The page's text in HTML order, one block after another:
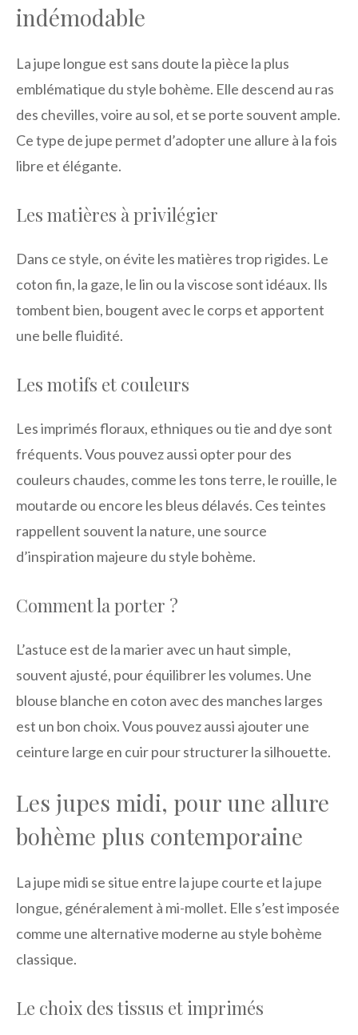
indémodable
La jupe longue est sans doute la pièce la plus
emblématique du style bohème. Elle descend au ras
des chevilles, voire au sol, et se porte souvent ample.
Ce type de jupe permet d’adopter une allure à la fois
libre et élégante.
Les matières à privilégier
Dans ce style, on évite les matières trop rigides. Le
coton fin, la gaze, le lin ou la viscose sont idéaux. Ils
tombent bien, bougent avec le corps et apportent
une belle fluidité.
Les motifs et couleurs
Les imprimés floraux, ethniques ou tie and dye sont
fréquents. Vous pouvez aussi opter pour des
couleurs chaudes, comme les tons terre, le rouille, le
moutarde ou encore les bleus délavés. Ces teintes
rappellent souvent la nature, une source
d’inspiration majeure du style bohème.
Comment la porter ?
L’astuce est de la marier avec un haut simple,
souvent ajusté, pour équilibrer les volumes. Une
blouse blanche en coton avec des manches larges
est un bon choix. Vous pouvez aussi ajouter une
ceinture large en cuir pour structurer la silhouette.
Les jupes midi, pour une allure
bohème plus contemporaine
La jupe midi se situe entre la jupe courte et la jupe
longue, généralement à mi-mollet. Elle s’est imposée
comme une alternative moderne au style bohème
classique.
Le choix des tissus et imprimés